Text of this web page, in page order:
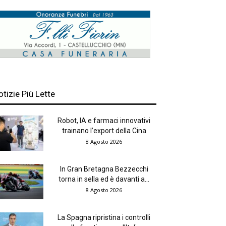
Più Lette
Robot, IA e farmaci innovativi
trainano l’export della Cina
8 Agosto 2026
In Gran Bretagna Bezzecchi
torna in sella ed è davanti a...
8 Agosto 2026
La Spagna ripristina i controlli